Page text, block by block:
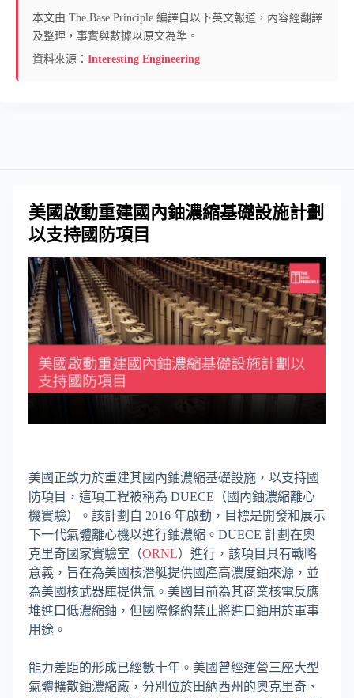
本文由 The Base Principle 編譯自以下英文報道，內容經翻譯
及整理，事實與數據以原文為準。
資料來源： Interesting Engineering
美國啟動重建國內鈾濃縮基礎設施計劃
以支持國防項目
美國正致力於重建其國內鈾濃縮基礎設施，以支持國
防項目，這項工程被稱為 DUECE（國內鈾濃縮離心
機實驗）。該計劃自 2016 年啟動，目標是開發和展示
下一代氣體離心機以進行鈾濃縮。DUECE 計劃在奧
克里奇國家實驗室（ORNL）進行，該項目具有戰略
意義，旨在為美國核潛艇提供國產高濃度鈾來源，並
為美國核武器庫提供氚。美國目前為其商業核電反應
堆進口低濃縮鈾，但國際條約禁止將進口鈾用於軍事
用途。
能力差距的形成已經數十年。美國曾經運營三座大型
氣體擴散鈾濃縮廠，分別位於田納西州的奧克里奇、